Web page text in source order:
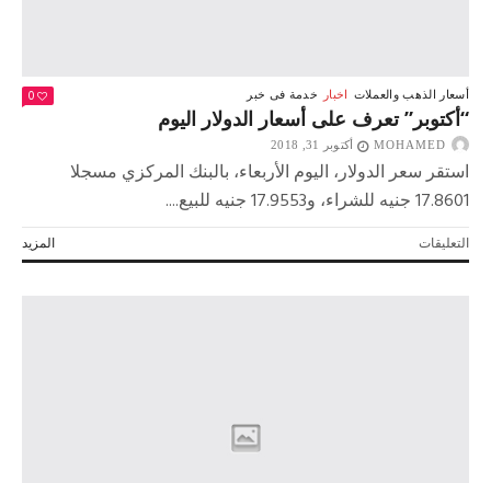
أسعار الذهب والعملات اخبار خدمة فى خبر 0
“أكتوبر” تعرف على أسعار الدولار اليوم
MOHAMED أكتوبر 31, 2018
استقر سعر الدولار، اليوم الأربعاء، بالبنك المركزي مسجلا
17.8601 جنيه للشراء، و17.9553 جنيه للبيع....
المزيد التعليقاتعلى
“أكتوبر”